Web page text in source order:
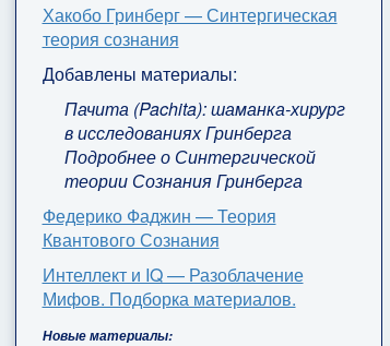
Хакобо Гринберг — Синтергическая
теория сознания
Добавлены материалы:
Пачита (Pachita): шаманка-хирург
в исследованиях Гринберга
Подробнее о Синтергической
теории Сознания Гринберга
Федерико Фаджин — Теория
Квантового Сознания
Интеллект и IQ — Разоблачение
Мифов. Подборка материалов.
Новые материалы: